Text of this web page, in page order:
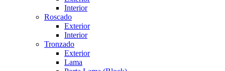
Interior
Roscado
Exterior
Interior
Tronzado
Exterior
Lama